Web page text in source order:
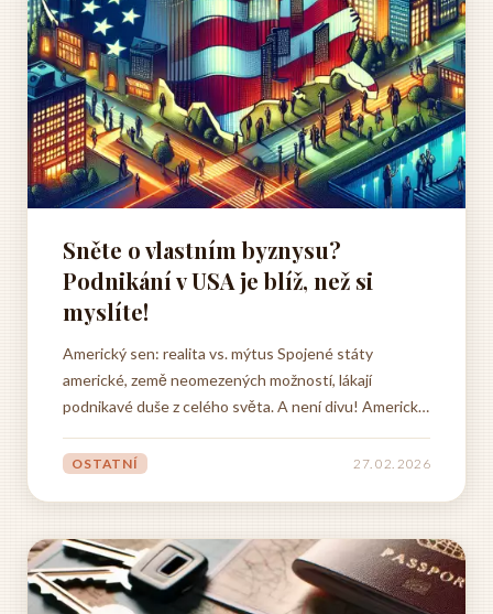
Sněte o vlastním byznysu?
Podnikání v USA je blíž, než si
myslíte!
Americký sen: realita vs. mýtus Spojené státy
americké, země neomezených možností, lákají
podnikavé duše z celého světa. A není divu! Americký
stále živý. Podnikání v USA, ať už v New Yorku, Los
OSTATNÍ 27. 02. 2026